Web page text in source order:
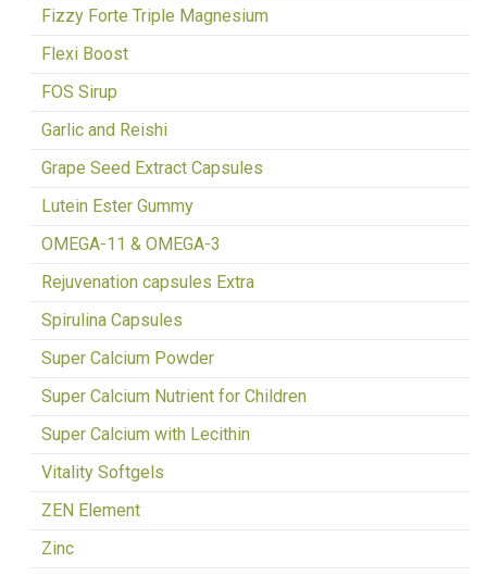
Fizzy Forte Triple Magnesium
Flexi Boost
FOS Sirup
Garlic and Reishi
Grape Seed Extract Capsules
Lutein Ester Gummy
OMEGA-11 & OMEGA-3
Rejuvenation capsules Extra
Spirulina Capsules
Super Calcium Powder
Super Calcium Nutrient for Children
Super Calcium with Lecithin
Vitality Softgels
ZEN Element
Zinc